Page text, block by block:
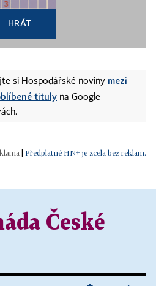
HRÁT
si Hospodářské noviny mezi
tituly na Google
Předplatné HN+ je zcela bez reklam.
České